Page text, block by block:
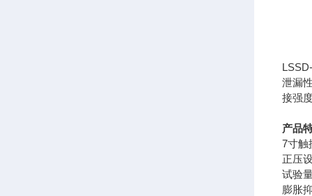
泄漏
接强
产品
7寸触
正压
试验
膨胀